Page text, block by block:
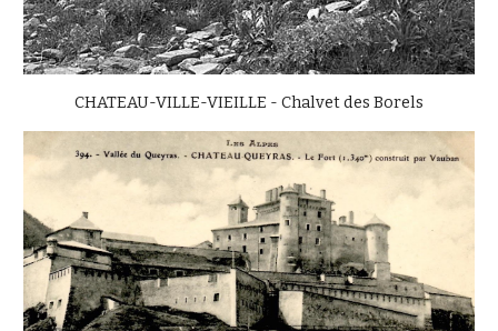
CHATEAU-VILLE-VIEILLE - Chalvet des Borels